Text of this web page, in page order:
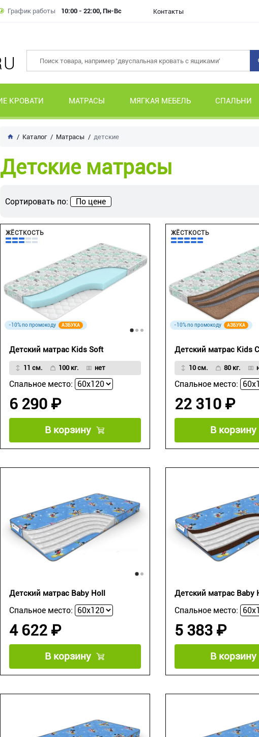
График работы 10:00 - 22:00, Пн-Вс Контакты
КРОВАТИ МАТРАСЫ МЯГКАЯ МЕБЕЛЬ СПАЛЬНИ
Каталог Матрасы детские
Детские матрасы
Сортировать по: По цене
ЖЁСТКОСТЬ
-10% по промокоду АЗБУКА
Детский матрас Kids Soft
11 см. 100 кг. нет
Спальное место:
6 290 ₽
В корзину
ЖЁСТКОСТЬ
-10% по промокоду АЗБУКА
Детский матрас Kids
10 см. 80 кг.
Спальное место:
22 310 ₽
В корзину
Детский матрас Baby Holl
Спальное место:
4 622 ₽
В корзину
Детский матрас Baby
Спальное место:
5 383 ₽
В корзину